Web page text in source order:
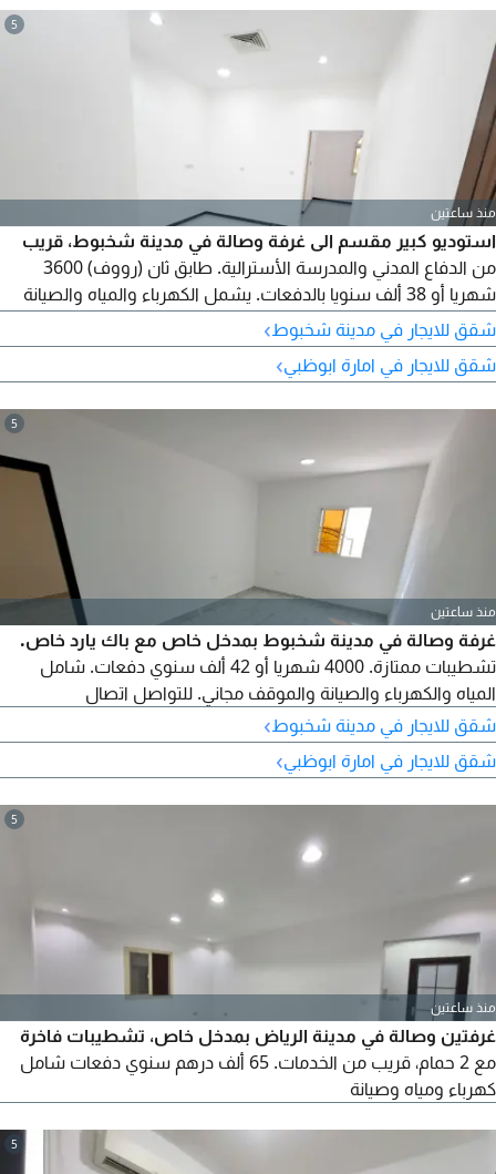
5
منذ ساعتين
استوديو كبير مقسم الى غرفة وصالة في مدينة شخبوط، قريب
من الدفاع المدني والمدرسة الأسترالية. طابق ثان (رووف) 3600
شهريا أو 38 ألف سنويا بالدفعات. يشمل الكهرباء والمياه والصيانة
والموقف. للتواصل اتصال
شقق للايجار في مدينة شخبوط›
شقق للايجار في امارة ابوظبي›
5
منذ ساعتين
غرفة وصالة في مدينة شخبوط بمدخل خاص مع باك يارد خاص.
تشطيبات ممتازة. 4000 شهريا أو 42 ألف سنوي دفعات. شامل
المياه والكهرباء والصيانة والموقف مجاني. للتواصل اتصال
شقق للايجار في مدينة شخبوط›
شقق للايجار في امارة ابوظبي›
5
منذ ساعتين
غرفتين وصالة في مدينة الرياض بمدخل خاص، تشطيبات فاخرة
مع 2 حمام، قريب من الخدمات. 65 ألف درهم سنوي دفعات شامل
كهرباء ومياه وصيانة
5